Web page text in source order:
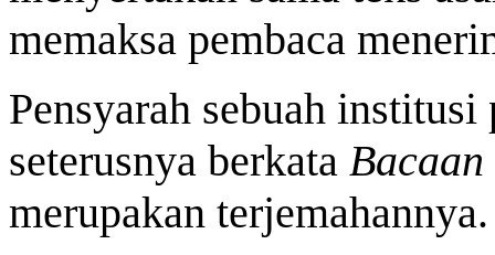
memaksa pembaca
Pensyarah sebuah
seterusnya berkata Bacaan
merupakan terjemahannya.